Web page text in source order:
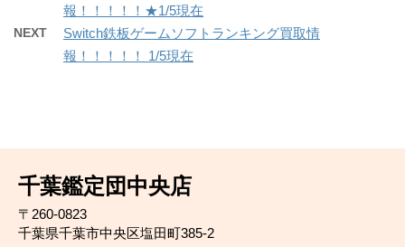
報！！！！！★1/5現在
NEXT
Switch鉄板ゲームソフトランキング買取情
報！！！！！ 1/5現在
千葉鑑定団中央店
〒260-0823
千葉県千葉市中央区塩田町385-2